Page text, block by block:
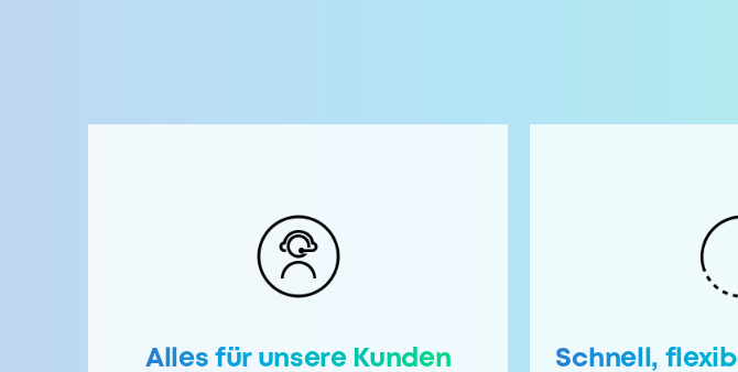
Alles für unsere Kunden Schnell,